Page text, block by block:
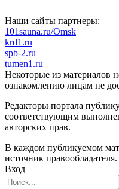
Наши сайты партнеры:
101sauna.ru/Omsk
krd1.ru
spb-2.ru
tumen1.ru
Некоторые из материалов
ознакомлению лицам не
Редакторы портала
соответствующим
авторских прав.
В каждом публикуемом
источник правообладателя.
Вход